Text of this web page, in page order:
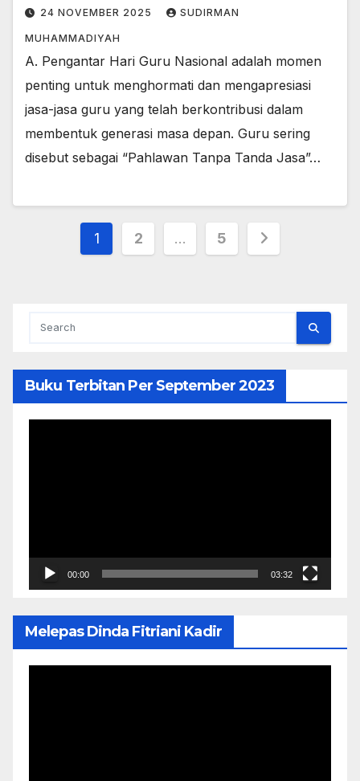
24 NOVEMBER 2025 SUDIRMAN
MUHAMMADIYAH
A. Pengantar Hari Guru Nasional adalah momen
penting untuk menghormati dan mengapresiasi
jasa-jasa guru yang telah berkontribusi dalam
membentuk generasi masa depan. Guru sering
disebut sebagai “Pahlawan Tanpa Tanda Jasa”…
Paginasi
1 2 … 5
Buku Terbitan Per September 2023
00:00 03:32
Melepas Dinda Fitriani Kadir